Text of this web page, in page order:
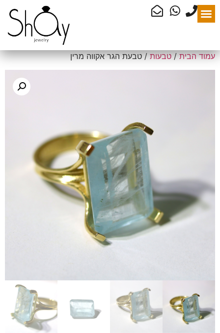
עמוד הבית/טבעות/ טבעת הגר אקווה מרין